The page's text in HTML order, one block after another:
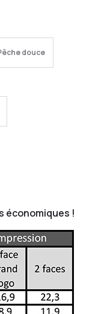
douce
économiques !